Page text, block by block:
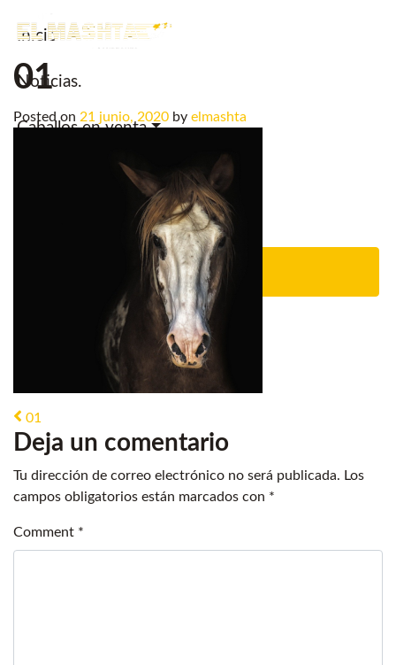
Inicio
Noticias.
Caballos en venta
Contacto
Main Navigation
01
Posted on 21 junio, 2020 by elmashta
Post navigation
01
Deja un comentario
Tu dirección de correo electrónico no será publicada. Los
campos obligatorios están marcados con *
Comment *